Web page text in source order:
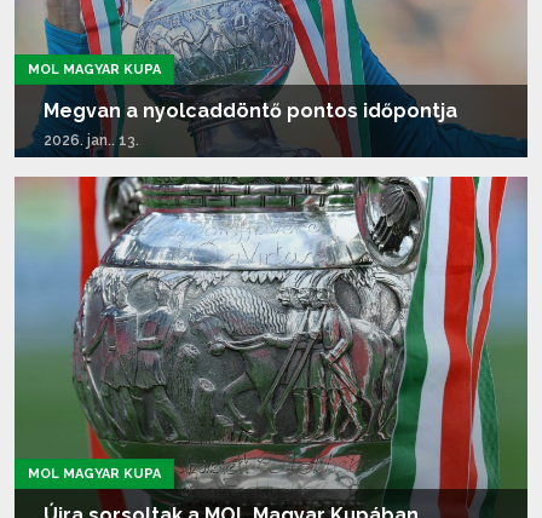
MOL MAGYAR KUPA
Megvan a nyolcaddöntő pontos időpontja
2026. jan.. 13.
Tovább olvasom...
MOL MAGYAR KUPA